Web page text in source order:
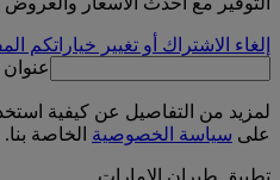
إلغاء الاشتراك أو تغيير خياراتكم
عنوان
لمزيد من التفاصيل عن كيفية
على سياسة الخصوصية الخاصة بنا.
تطبيق طيران الإمارات